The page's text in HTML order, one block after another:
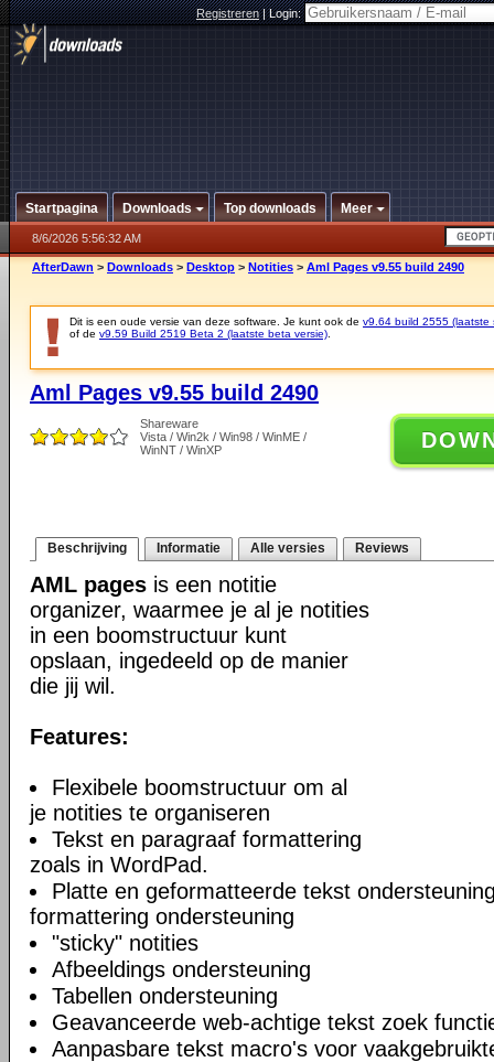
Registreren|Login:
Startpagina Downloads Top downloads Meer
8/6/2026 5:56:32 AM
AfterDawn > Downloads > Desktop > Notities > Aml Pages v9.55 build 2490
Dit is een oude versie van deze software. Je kunt ook de v9.64 build 2555 (laatste
of de v9.59 Build 2519 Beta 2 (laatste beta versie)
Aml Pages v9.55 build 2490
Shareware
Vista / Win2k / Win98 / WinME /
WinNT / WinXP
Beschrijving Informatie Alle versies Reviews
AML pages is een notitie
organizer, waarmee je al je notities
in een boomstructuur kunt
opslaan, ingedeeld op de manier
die jij wil.
Features:
Flexibele boomstructuur om al
je notities te organiseren
Tekst en paragraaf formattering
zoals in WordPad.
Platte en geformatteerde tekst
formattering ondersteuning
"sticky" notities
Afbeeldings ondersteuning
Tabellen ondersteuning
Geavanceerde web-achtige tekst zoek
Aanpasbare tekst macro's voor